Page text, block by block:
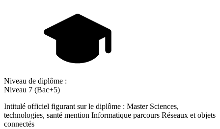
Niveau de diplôme :
Niveau 7 (Bac+5)
Intitulé officiel figurant sur le diplôme : Master Sciences,
technologies, santé mention Informatique parcours Réseaux et objets
connectés